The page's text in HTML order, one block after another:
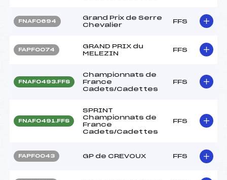
FNAF0694
Grand Prix de Serre
Chevalier
FFS
FAPF0074
GRAND PRIX du
MELEZIN
FFS
FNAF0493.FFS
Championnats de
France
Cadets/Cadettes
FFS
FNAF0491.FFS
SPRINT
Championnats de
France
Cadets/Cadettes
FFS
FAPF0043 GP de CREVOUX FFS